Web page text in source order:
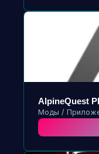
AlpineQuest
Моды /